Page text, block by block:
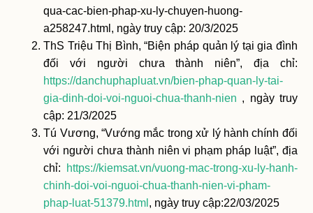
qua-cac-bien-phap-xu-ly-chuyen-huong-
a258247.html, ngày truy cập: 20/3/2025
ThS Triệu Thị Bình, “Biện pháp quản lý tại gia đình
đối với người chưa thành niên”, địa chỉ:
https://danchuphapluat.vn/bien-phap-quan-ly-tai-
gia-dinh-doi-voi-nguoi-chua-thanh-nien , ngày truy
cập: 21/3/2025
Tú Vương, “Vướng mắc trong xử lý hành chính đối
với người chưa thành niên vi phạm pháp luật”, địa
chỉ:
https://kiemsat.vn/vuong-mac-trong-xu-ly-hanh-
chinh-doi-voi-nguoi-chua-thanh-nien-vi-pham-
phap-luat-51379.html , ngày truy cập:22/03/2025